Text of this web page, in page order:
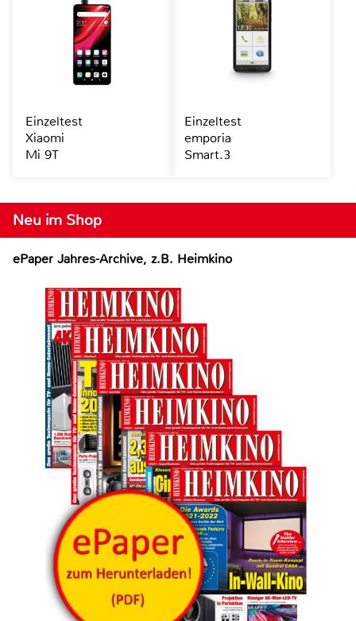
Neu im Shop
ePaper Jahres-Archive, z.B. Heimkino
Einzeltest
Xiaomi
Mi 9T
Einzeltest
emporia
Smart.3